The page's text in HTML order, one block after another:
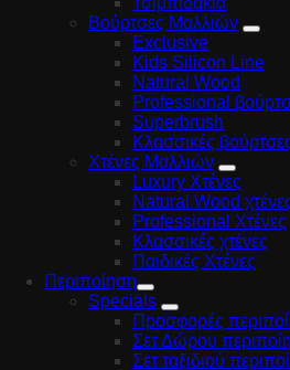
Βούρτσες Μαλλιών
Exclusive
Kids Silicon Line
Natural Wood
Professional
Superbrush
Κλασσικές
Χτένες Μαλλιών
Luxury Χτένες
Natural Wood
Professional Χτένες
Κλασσικές χτένες
Παιδικές Χτένες
Περιποίηση
Specials
Προσφορές
Σετ Δώρου
Σετ ταξιδιού